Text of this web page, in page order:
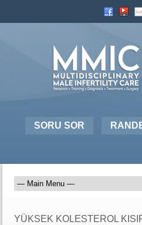
SORU SOR
YÜKSEK KOLESTEROL